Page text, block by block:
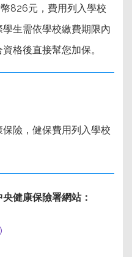
826元， 費用列入學校
學生需依學校繳費期限內
格後直接幫您加保。
險，健保費用列入學校
健康保險署網站：